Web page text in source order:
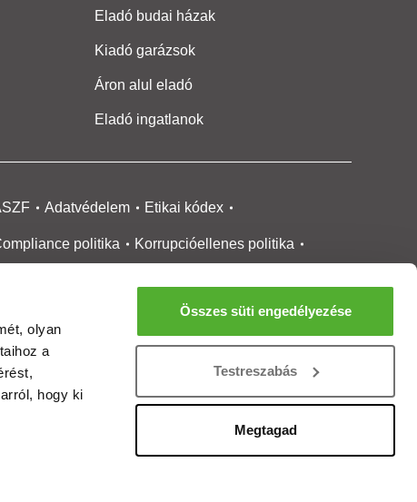
olyan
a
hogy ki
Összes süti engedélyezése
Testreszabás
Megtagad
Eladó budai házak
Kiadó garázsok
Áron alul eladó
Eladó ingatlanok
Adatvédelem Etikai kódex
politika Korrupcióellenes politika
Médiaajánlat
Új építésű lakások
Tartalommoderálási jelentés